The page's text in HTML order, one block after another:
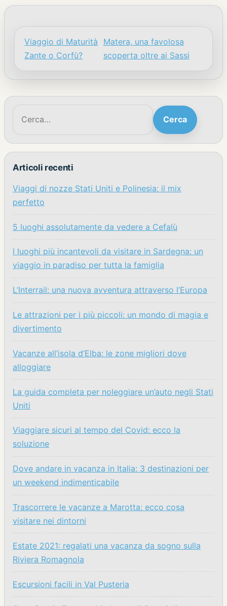
Navigazione articoli
Viaggio di Maturità
Zante o Corfù?
Matera, una favolosa
scoperta oltre ai Sassi
Cerca:
Cerca
Articoli recenti
Viaggi di nozze Stati Uniti e Polinesia: il mix
perfetto
5 luoghi assolutamente da vedere a Cefalù
I luoghi più incantevoli da visitare in Sardegna: un
viaggio in paradiso per tutta la famiglia
L’Interrail: una nuova avventura attraverso l’Europa
Le attrazioni per i più piccoli: un mondo di magia e
divertimento
Vacanze all’isola d’Elba: le zone migliori dove
alloggiare
La guida completa per noleggiare un’auto negli Stati
Uniti
Viaggiare sicuri al tempo del Covid: ecco la
soluzione
Dove andare in vacanza in Italia: 3 destinazioni per
un weekend indimenticabile
Trascorrere le vacanze a Marotta: ecco cosa
visitare nei dintorni
Estate 2021: regalati una vacanza da sogno sulla
Riviera Romagnola
Escursioni facili in Val Pusteria